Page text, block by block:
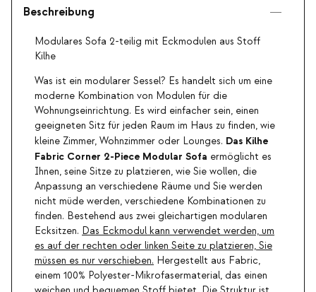
Beschreibung
Modulares Sofa 2-teilig mit Eckmodulen aus Stoff
Kilhe
Was ist ein modularer Sessel? Es handelt sich um eine
moderne Kombination von Modulen für die
Wohnungseinrichtung. Es wird einfacher sein, einen
geeigneten Sitz für jeden Raum im Haus zu finden, wie
kleine Zimmer, Wohnzimmer oder Lounges. Das Kilhe
Fabric Corner 2-Piece Modular Sofa ermöglicht es
Ihnen, seine Sitze zu platzieren, wie Sie wollen, die
Anpassung an verschiedene Räume und Sie werden
nicht müde werden, verschiedene Kombinationen zu
finden. Bestehend aus zwei gleichartigen modularen
Ecksitzen. Das Eckmodul kann verwendet werden, um
es auf der rechten oder linken Seite zu platzieren, Sie
müssen es nur verschieben. Hergestellt aus Fabric,
einem 100% Polyester-Mikrofasermaterial, das einen